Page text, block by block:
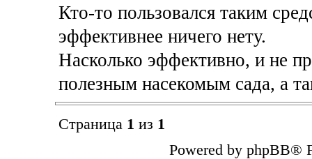
Кто-то пользовался таким
эффективнее ничего нету.
Насколько эффективно, и не
полезным насекомым сада, а
Страница 1 из 1
Powered by phpBB®